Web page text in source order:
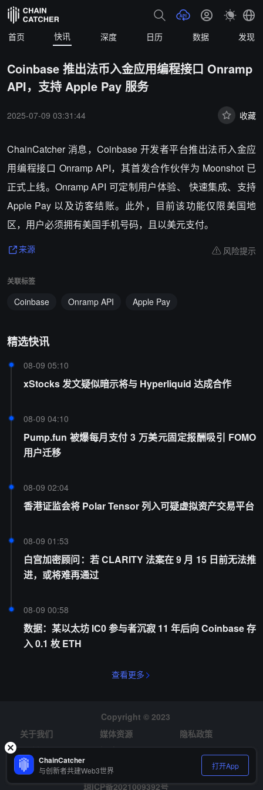
首页 快讯 深度 日历 数据 发现
Coinbase 推出法币入金应用编程接口 Onramp
API，支持 Apple Pay 服务
2025-07-09 03:31:44 收藏
ChainCatcher 消息，Coinbase 开发者平台推出法币入金应
用编程接口 Onramp API，其首发合作伙伴为 Moonshot 已
正式上线。Onramp API 可定制用户体验、 快速集成、支持
Apple Pay 以及访客结账。此外，目前该功能仅限美国地
区，用户必须拥有美国手机号码，且以美元支付。
来源 风险提示
关联标签
Coinbase Onramp API Apple Pay
精选快讯
08-09 05:10
xStocks 发文疑似暗示将与 Hyperliquid 达成合作
08-09 04:10
Pump.fun 被爆每月支付 3 万美元固定报酬吸引 FOMO
用户迁移
08-09 02:04
香港证监会将 Polar Tensor 列入可疑虚拟资产交易平台
08-09 01:53
白宫加密顾问：若 CLARITY 法案在 9 月 15 日前无法推
进，或将难再通过
08-09 00:58
数据：某以太坊 IC0 参与者沉寂 11 年后向 Coinbase 存
入 0.1 枚 ETH
查看更多
Copyright © 2023
关于我们
媒体资源
隐私政策
风险提示
招聘
琼ICP备2021009392号
ChainCatcher
与创新者共建Web3世界 打开App